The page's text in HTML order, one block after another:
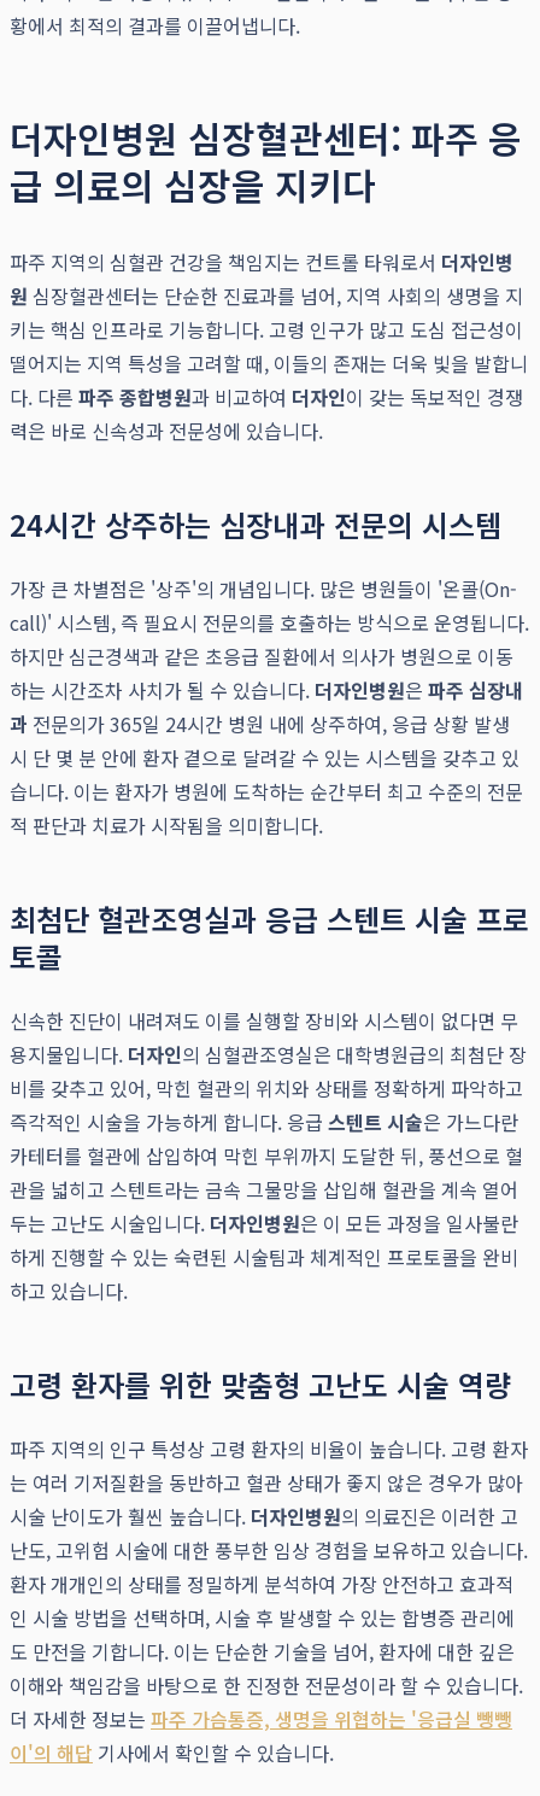
황에서 최적의 결과를 이끌어냅니다.
더자인병원 심장혈관센터: 파주 응
급 의료의 심장을 지키다
파주 지역의 심혈관 건강을 책임지는 컨트롤 타워로서 더자인병
원 심장혈관센터는 단순한 진료과를 넘어, 지역 사회의 생명을 지
키는 핵심 인프라로 기능합니다. 고령 인구가 많고 도심 접근성이
떨어지는 지역 특성을 고려할 때, 이들의 존재는 더욱 빛을 발합니
다. 다른 파주 종합병원과 비교하여 더자인이 갖는 독보적인 경쟁
력은 바로 신속성과 전문성에 있습니다.
24시간 상주하는 심장내과 전문의 시스템
가장 큰 차별점은 '상주'의 개념입니다. 많은 병원들이 '온콜(On-
call)' 시스템, 즉 필요시 전문의를 호출하는 방식으로 운영됩니다.
하지만 심근경색과 같은 초응급 질환에서 의사가 병원으로 이동
하는 시간조차 사치가 될 수 있습니다. 더자인병원은 파주 심장내
과 전문의가 365일 24시간 병원 내에 상주하여, 응급 상황 발생
시 단 몇 분 안에 환자 곁으로 달려갈 수 있는 시스템을 갖추고 있
습니다. 이는 환자가 병원에 도착하는 순간부터 최고 수준의 전문
적 판단과 치료가 시작됨을 의미합니다.
최첨단 혈관조영실과 응급 스텐트 시술 프로
토콜
신속한 진단이 내려져도 이를 실행할 장비와 시스템이 없다면 무
용지물입니다. 더자인의 심혈관조영실은 대학병원급의 최첨단 장
비를 갖추고 있어, 막힌 혈관의 위치와 상태를 정확하게 파악하고
즉각적인 시술을 가능하게 합니다. 응급 스텐트 시술은 가느다란
카테터를 혈관에 삽입하여 막힌 부위까지 도달한 뒤, 풍선으로 혈
관을 넓히고 스텐트라는 금속 그물망을 삽입해 혈관을 계속 열어
두는 고난도 시술입니다. 더자인병원은 이 모든 과정을 일사불란
하게 진행할 수 있는 숙련된 시술팀과 체계적인 프로토콜을 완비
하고 있습니다.
고령 환자를 위한 맞춤형 고난도 시술 역량
파주 지역의 인구 특성상 고령 환자의 비율이 높습니다. 고령 환자
는 여러 기저질환을 동반하고 혈관 상태가 좋지 않은 경우가 많아
시술 난이도가 훨씬 높습니다. 더자인병원의 의료진은 이러한 고
난도, 고위험 시술에 대한 풍부한 임상 경험을 보유하고 있습니다.
환자 개개인의 상태를 정밀하게 분석하여 가장 안전하고 효과적
인 시술 방법을 선택하며, 시술 후 발생할 수 있는 합병증 관리에
도 만전을 기합니다. 이는 단순한 기술을 넘어, 환자에 대한 깊은
이해와 책임감을 바탕으로 한 진정한 전문성이라 할 수 있습니다.
더 자세한 정보는 파주 가슴통증, 생명을 위협하는 '응급실 뺑뺑
이'의 해답 기사에서 확인할 수 있습니다.